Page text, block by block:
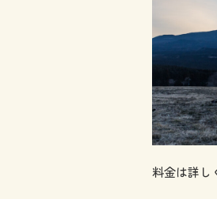
料金は詳し